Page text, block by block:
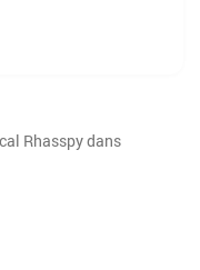
Rhasspy dans